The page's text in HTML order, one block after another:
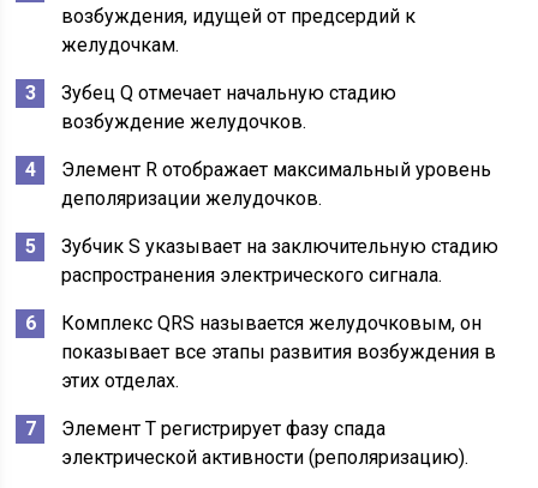
возбуждения, идущей от предсердий к
желудочкам.
Зубец Q отмечает начальную стадию
возбуждение желудочков.
Элемент R отображает максимальный уровень
деполяризации желудочков.
Зубчик S указывает на заключительную стадию
распространения электрического сигнала.
Комплекс QRS называется желудочковым, он
показывает все этапы развития возбуждения в
этих отделах.
Элемент Т регистрирует фазу спада
электрической активности (реполяризацию).